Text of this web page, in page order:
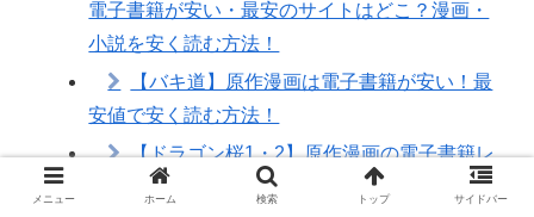
電子書籍が安い・最安のサイトはどこ？漫画・
小説を安く読む方法！
【バキ道】原作漫画は電子書籍が安い！最
安値で安く読む方法！
【ドラゴン桜1・2】原作漫画の電子書籍レ
ンタルはある？ゲオやTSUTAYAの宅配料金も比
メニュー ホーム 検索 トップ サイドバー